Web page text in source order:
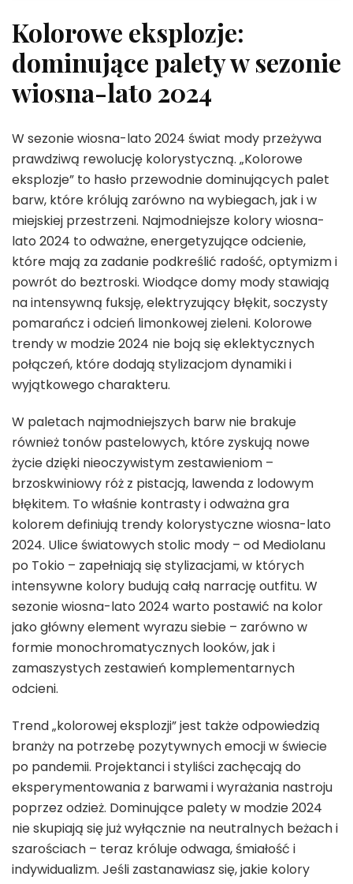
Kolorowe eksplozje:
dominujące palety w sezonie
wiosna-lato 2024
W sezonie wiosna-lato 2024 świat mody przeżywa
prawdziwą rewolucję kolorystyczną. „Kolorowe
eksplozje” to hasło przewodnie dominujących palet
barw, które królują zarówno na wybiegach, jak i w
miejskiej przestrzeni. Najmodniejsze kolory wiosna-
lato 2024 to odważne, energetyzujące odcienie,
które mają za zadanie podkreślić radość, optymizm i
powrót do beztroski. Wiodące domy mody stawiają
na intensywną fuksję, elektryzujący błękit, soczysty
pomarańcz i odcień limonkowej zieleni. Kolorowe
trendy w modzie 2024 nie boją się eklektycznych
połączeń, które dodają stylizacjom dynamiki i
wyjątkowego charakteru.
W paletach najmodniejszych barw nie brakuje
również tonów pastelowych, które zyskują nowe
życie dzięki nieoczywistym zestawieniom –
brzoskwiniowy róż z pistacją, lawenda z lodowym
błękitem. To właśnie kontrasty i odważna gra
kolorem definiują trendy kolorystyczne wiosna-lato
2024. Ulice światowych stolic mody – od Mediolanu
po Tokio – zapełniają się stylizacjami, w których
intensywne kolory budują całą narrację outfitu. W
sezonie wiosna-lato 2024 warto postawić na kolor
jako główny element wyrazu siebie – zarówno w
formie monochromatycznych looków, jak i
zamaszystych zestawień komplementarnych
odcieni.
Trend „kolorowej eksplozji” jest także odpowiedzią
branży na potrzebę pozytywnych emocji w świecie
po pandemii. Projektanci i styliści zachęcają do
eksperymentowania z barwami i wyrażania nastroju
poprzez odzież. Dominujące palety w modzie 2024
nie skupiają się już wyłącznie na neutralnych beżach i
szarościach – teraz króluje odwaga, śmiałość i
indywidualizm. Jeśli zastanawiasz się, jakie kolory